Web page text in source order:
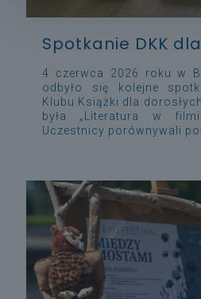
Spotkanie DKK
4 czerwca 2026 roku w
odbyło się kolejne
Klubu Książki dla
była „Literatura w
Uczestnicy porównywali